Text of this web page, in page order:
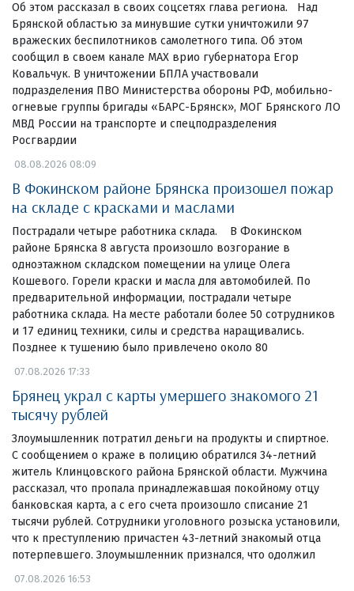
Об этом рассказал в своих соцсетях глава региона. Над
Брянской областью за минувшие сутки уничтожили 97
вражеских беспилотников самолетного типа. Об этом
сообщил в своем канале МАХ врио губернатора Егор
Ковальчук. В уничтожении БПЛА участвовали
подразделения ПВО Министерства обороны РФ, мобильно-
огневые группы бригады «БАРС-Брянск», МОГ Брянского ЛО
МВД России на транспорте и спецподразделения
Росгвардии
08.08.2026 08:09
В Фокинском районе Брянска произошел пожар
на складе с красками и маслами
Пострадали четыре работника склада. В Фокинском
районе Брянска 8 августа произошло возгорание в
одноэтажном складском помещении на улице Олега
Кошевого. Горели краски и масла для автомобилей. По
предварительной информации, пострадали четыре
работника склада. На месте работали более 50 сотрудников
и 17 единиц техники, силы и средства наращивались.
Позднее к тушению было привлечено около 80
07.08.2026 17:33
Брянец украл с карты умершего знакомого 21
тысячу рублей
Злоумышленник потратил деньги на продукты и спиртное.
С сообщением о краже в полицию обратился 34-летний
житель Клинцовского района Брянской области. Мужчина
рассказал, что пропала принадлежавшая покойному отцу
банковская карта, а с его счета произошло списание 21
тысячи рублей. Сотрудники уголовного розыска установили,
что к преступлению причастен 43-летний знакомый отца
потерпевшего. Злоумышленник признался, что одолжил
07.08.2026 16:53